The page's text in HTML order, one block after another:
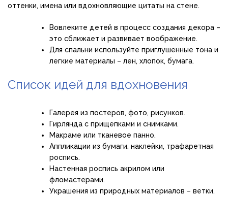
оттенки, имена или вдохновляющие цитаты на стене.
Вовлеките детей в процесс создания декора –
это сближает и развивает воображение.
Для спальни используйте приглушенные тона и
легкие материалы – лен, хлопок, бумага.
Список идей для вдохновения
Галерея из постеров, фото, рисунков.
Гирлянда с прищепками и снимками.
Макраме или тканевое панно.
Аппликации из бумаги, наклейки, трафаретная
роспись.
Настенная роспись акрилом или
фломастерами.
Украшения из природных материалов – ветки,